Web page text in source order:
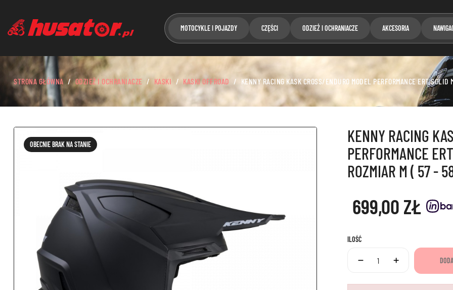
MOTOCYKLE I POJAZDY CZĘŚCI ODZIEŻ I OCHRANIACZE AKCESORIA
STRONA GŁÓWNA ODZIEŻ I OCHRANIACZE KASKI KASKI OFFROAD KENNY RACING KASK CROSS/ENDURO MODEL PERFORMANCE ERT
OBECNIE BRAK NA STANIE
KENNY RACING
PERFORMANCE
ROZMIAR M ( 57 -
699,00 ZŁ
ILOŚĆ